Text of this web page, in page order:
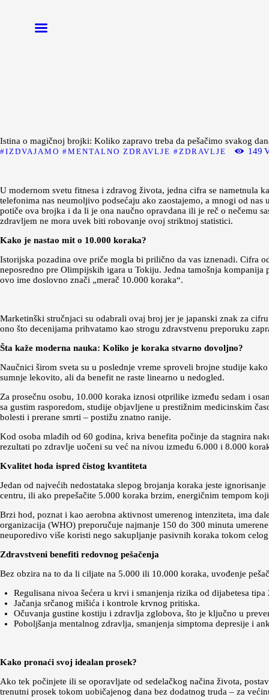
Zdravlje
Magazin
Istina o magičnoj brojki: Koliko zapravo treba da pešačimo svakog
IZDVAJAMO MENTALNO ZDRAVLJE ZDRAVLJE 149
U modernom svetu fitnesa i zdravog života, jedna cifra se nametnula
telefonima nas neumoljivo podsećaju ako zaostajemo, a mnogi od
potiče ova brojka i da li je ona naučno opravdana ili je reč o nečemu
zdravljem ne mora uvek biti robovanje ovoj striktnoj statistici.
Kako je nastao mit o 10.000 koraka?
Istorijska pozadina ove priče mogla bi prilično da vas iznenadi. Cifra
neposredno pre Olimpijskih igara u Tokiju. Jedna tamošnja
ovo ime doslovno znači „merač 10.000 koraka“.
Marketinški stručnjaci su odabrali ovaj broj jer je japanski znak za
ono što decenijama prihvatamo kao strogu zdravstvenu preporuku
Šta kaže moderna nauka: Koliko je koraka stvarno dovoljno?
Naučnici širom sveta su u poslednje vreme sproveli brojne studije
sumnje lekovito, ali da benefit ne raste linearno u nedogled.
Za prosečnu osobu, 10.000 koraka iznosi otprilike između sedam i
sa gustim rasporedom, studije objavljene u prestižnim medicinskim
bolesti i prerane smrti – postižu znatno ranije.
Kod osoba mlađih od 60 godina, kriva benefita počinje da stagnira
rezultati po zdravlje uočeni su već na nivou između 6.000 i 8.000
Kvalitet hoda ispred čistog kvantiteta
Jedan od najvećih nedostataka slepog brojanja koraka jeste
centru, ili ako prepešačite 5.000 koraka brzim, energičnim tempom
Brzi hod, poznat i kao aerobna aktivnost umerenog intenziteta, ima
organizacija (WHO) preporučuje najmanje 150 do 300 minuta
neuporedivo više koristi nego sakupljanje pasivnih koraka tokom
Zdravstveni benefiti redovnog pešačenja
Bez obzira na to da li ciljate na 5.000 ili 10.000 koraka, uvođenje
Regulisana nivoa šećera u krvi i smanjenja rizika od dijabetesa tipa
Jačanja srčanog mišića i kontrole krvnog pritiska.
Očuvanja gustine kostiju i zdravlja zglobova, što je ključno u
Poboljšanja mentalnog zdravlja, smanjenja simptoma depresije i
Kako pronaći svoj idealan prosek?
Ako tek počinjete ili se oporavljate od sedelačkog načina života,
trenutni prosek tokom uobičajenog dana bez dodatnog truda – za